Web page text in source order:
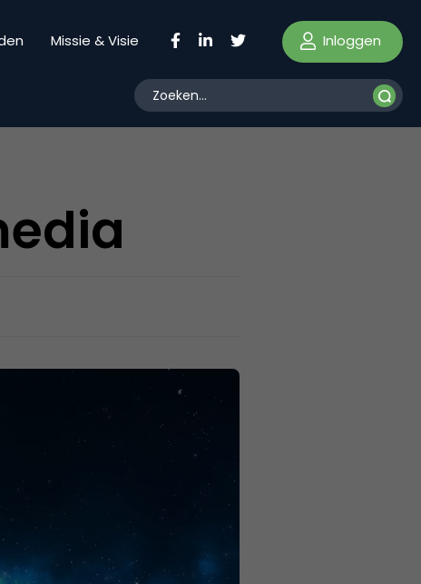
Missie & Visie Inloggen